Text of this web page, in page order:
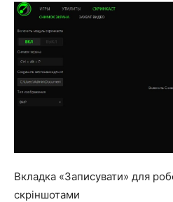
Вкладка «Записувати» для
скріншотами